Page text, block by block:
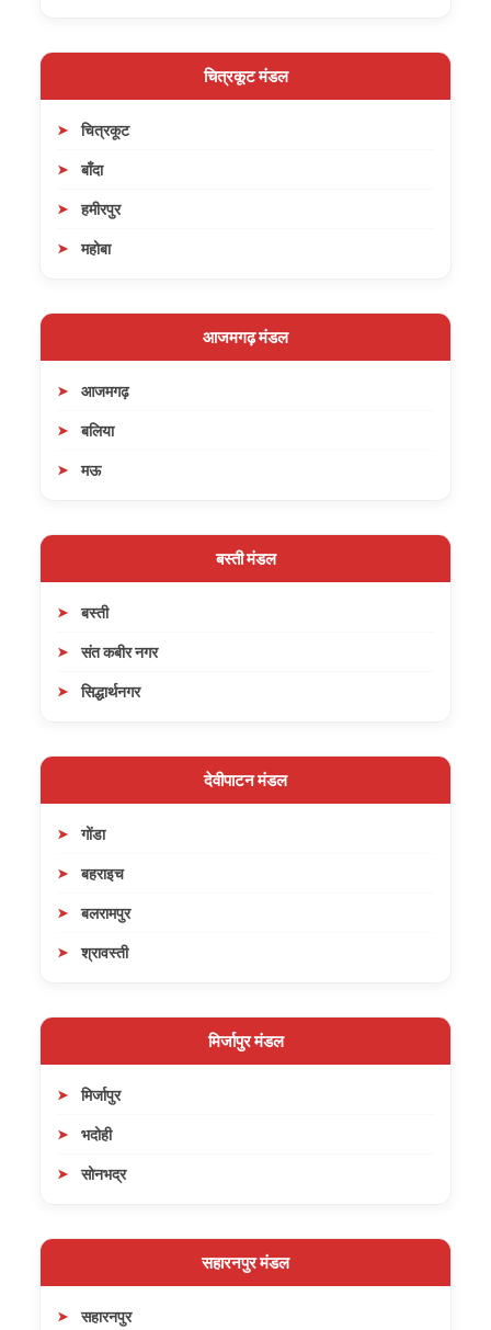
चित्रकूट मंडल
चित्रकूट
बाँदा
हमीरपुर
महोबा
आजमगढ़ मंडल
आजमगढ़
बलिया
मऊ
बस्ती मंडल
बस्ती
संत कबीर नगर
सिद्धार्थनगर
देवीपाटन मंडल
गोंडा
बहराइच
बलरामपुर
श्रावस्ती
मिर्जापुर मंडल
मिर्जापुर
भदोही
सोनभद्र
सहारनपुर मंडल
सहारनपुर